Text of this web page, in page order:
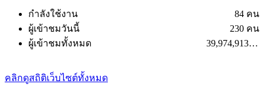
กำลังใช้งาน
84 คน
ผู้เข้าชมวันนี้
230 คน
ผู้เข้าชมทั้งหมด
39,974,913 คน
คลิกดูสถิติเว็บไซต์ทั้งหมด